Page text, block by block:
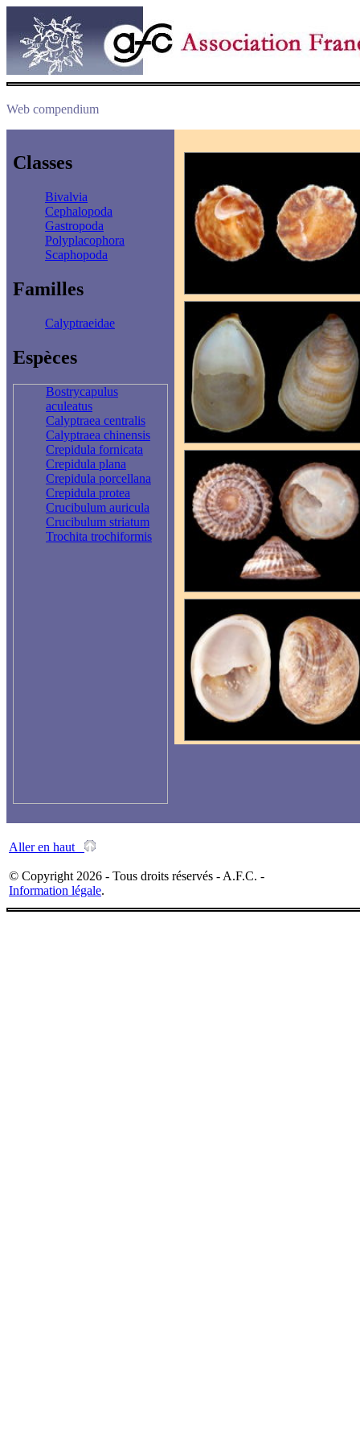
Web compendium
Classes
Bivalvia
Cephalopoda
Gastropoda
Polyplacophora
Scaphopoda
Familles
Calyptraeidae
Espèces
Bostrycapulus
aculeatus
Calyptraea centralis
Calyptraea chinensis
Crepidula fornicata
Crepidula plana
Crepidula porcellana
Crepidula protea
Crucibulum auricula
Crucibulum striatum
Trochita trochiformis
Aller en haut
© Copyright 2026 - Tous droits réservés - A.F.C. -
Information légale.